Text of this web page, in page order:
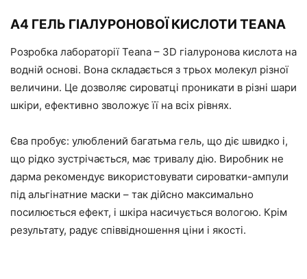
A4 ГЕЛЬ ГІАЛУРОНОВОЇ КИСЛОТИ TEANA
Розробка лабораторії Teana – 3D гіалуронова кислота на
водній основі. Вона складається з трьох молекул різної
величини. Це дозволяє сироватці проникати в різні шари
шкіри, ефективно зволожує її на всіх рівнях.
Єва пробує: улюблений багатьма гель, що діє швидко і,
що рідко зустрічається, має тривалу дію. Виробник не
дарма рекомендує використовувати сироватки-ампули
під альгінатние маски – так дійсно максимально
посилюється ефект, і шкіра насичується вологою. Крім
результату, радує співвідношення ціни і якості.